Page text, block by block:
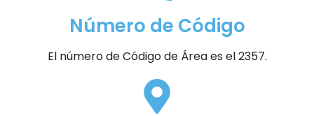
Número de Código
El número de Código de Área es el 2357.